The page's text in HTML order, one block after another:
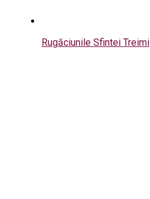
Rugăciunile Sfintei Treimi